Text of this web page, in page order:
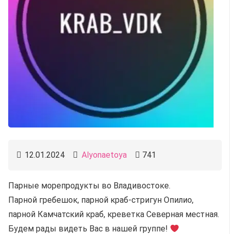
12.01.2024 Alyonaetoya 741
Парные морепродукты во Владивостоке.
Парной гребешок, парной краб-стригун Опилио,
парной Камчатский краб, креветка Северная местная.
Будем рады видеть Вас в нашей группе!